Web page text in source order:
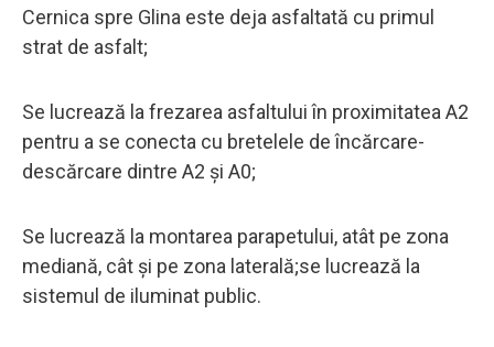
Cernica spre Glina este deja asfaltată cu primul
strat de asfalt;
Se lucrează la frezarea asfaltului în proximitatea A2
pentru a se conecta cu bretelele de încărcare-
descărcare dintre A2 și A0;
Se lucrează la montarea parapetului, atât pe zona
mediană, cât și pe zona laterală;se lucrează la
sistemul de iluminat public.